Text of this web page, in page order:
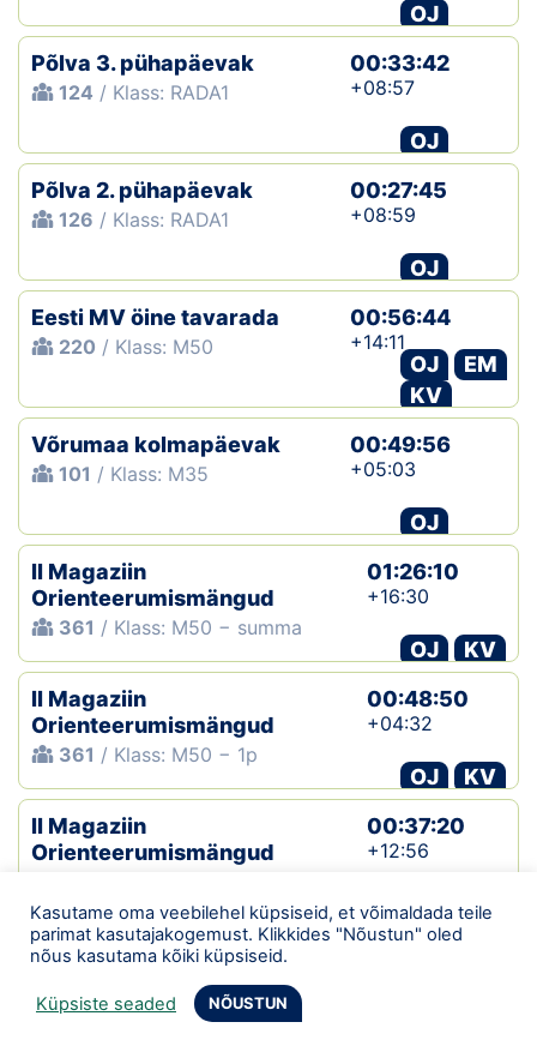
OJ
Põlva 3. pühapäevak
124 / Klass: RADA1
00:33:42
+08:57
OJ
Põlva 2. pühapäevak
126 / Klass: RADA1
00:27:45
+08:59
OJ
Eesti MV öine tavarada
220 / Klass: M50
00:56:44
+14:11
OJ
EM
KV
Võrumaa kolmapäevak
101 / Klass: M35
00:49:56
+05:03
OJ
II Magaziin
Orienteerumismängud
361 / Klass: M50 − summa
01:26:10
+16:30
OJ
KV
II Magaziin
Orienteerumismängud
361 / Klass: M50 − 1p
00:48:50
+04:32
OJ
KV
II Magaziin
Orienteerumismängud
00:37:20
+12:56
OJ
KV
Tartu neljapäevak
/ Klass: RADA1M
Kasutame oma veebilehel küpsiseid, et võimaldada teile
parimat kasutajakogemust. Klikkides "Nõustun" oled
nõus kasutama kõiki küpsiseid.
Küpsiste seaded NÕUSTUN